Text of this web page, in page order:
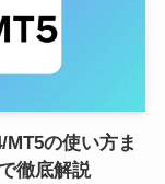
MT5の使い方ま
徹底解説